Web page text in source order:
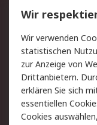
Value Added
Rücksendungen
Hilfe
Rechtliches
AGB
Wir
Wir verwenden
statistischen
zur Anzeige von
Drittanbietern.
erklären Sie sich
essentiellen
Cookies